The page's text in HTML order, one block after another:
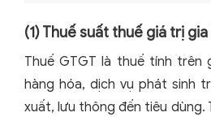
(1) Thuế suất thuế giá trị
Thuế GTGT là thuế tính trên
hàng hóa, dịch vụ phát sinh
xuất, lưu thông đến tiêu dùng.